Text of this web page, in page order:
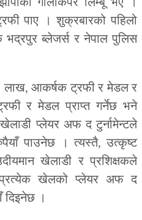
पाए । शुक्रबारको पहिलो
ब्लेजर्स र नेपाल पुलिस
लाख, आकर्षक ट्रफी र मेडल र
र मेडल प्राप्त गर्नेछ भने
खेलाडी प्लेयर अफ द टुर्नामेन्टले
पाउनेछ । त्यस्तै, उत्कृष्ट
खेलाडी र प्रशिक्षकले
खेलको प्लेयर अफ द
दिइनेछ ।